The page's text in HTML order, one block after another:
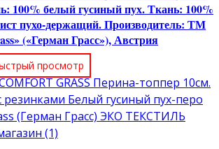
100% белый гусиный пух. Ткань: 100%
пухо-держащий. Производитель: ТМ
(«Герман Грасс»), Австрия
просмотр